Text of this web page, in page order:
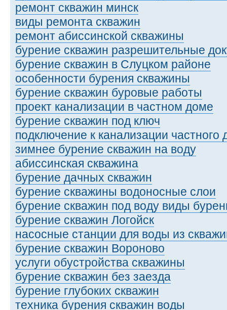
ремонт скважин минск
виды ремонта скважин
ремонт абиссинской скважины
бурение скважин разрешительные
бурение скважин в Слуцком районе
особенности бурения скважины
бурение скважин буровые работы
проект канализации в частном доме
бурение скважин под ключ
подключение к канализации частного
зимнее бурение скважин на воду
абиссинская скважина
бурение дачных скважин
бурение скважины водоносные слои
бурение скважин под воду виды
бурение скважин Логойск
насосные станции для воды из
бурение скважин Вороново
услуги обустройства скважины
бурение скважин без заезда
бурение глубоких скважин
техника бурения скважин воды